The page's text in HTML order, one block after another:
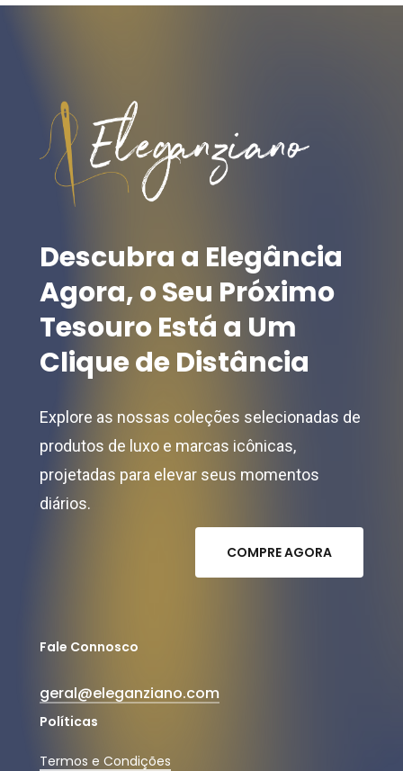
Descubra a Elegância
Agora,oSeu Próximo
TesouroEstá a Um
CliquedeDistância
Explore as nossas coleções selecionadas de
produtos de luxo e marcas icônicas,
projetadas para elevar seus momentos
diários.
COMPREAGORA
Fale Connosco
geral@eleganziano.com
Políticas
Termos e Condições